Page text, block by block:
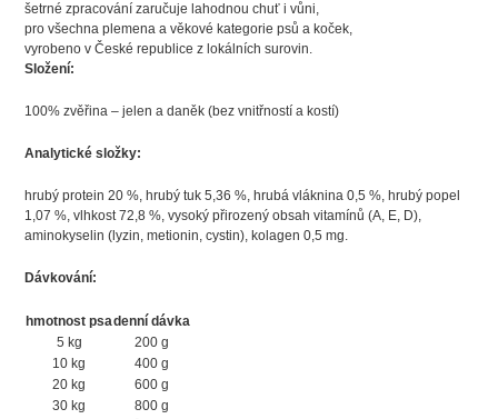
šetrné zpracování zaručuje lahodnou chuť i vůni,
pro všechna plemena a věkové kategorie psů a koček,
vyrobeno v České republice z lokálních surovin.
Složení:
100% zvěřina – jelen a daněk (bez vnitřností a kostí)
Analytické složky:
hrubý protein 20 %, hrubý tuk 5,36 %, hrubá vláknina 0,5 %, hrubý popel
1,07 %, vlhkost 72,8 %, vysoký přirozený obsah vitamínů (A, E, D),
aminokyselin (lyzin, metionin, cystin), kolagen 0,5 mg.
Dávkování:
hmotnost psadenní dávka
5 kg
200 g
10 kg
400 g
20 kg
600 g
30 kg
800 g